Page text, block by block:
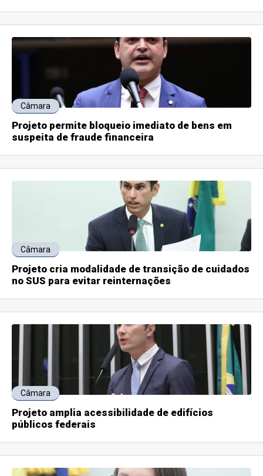
Câmara
Projeto permite bloqueio imediato de bens em
suspeita de fraude financeira
Câmara
Projeto cria modalidade de transição de cuidados
no SUS para evitar reinternações
Câmara
Projeto amplia acessibilidade de edifícios
públicos federais